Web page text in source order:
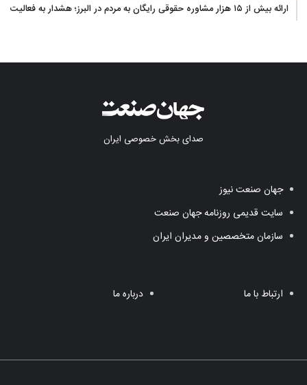
ارائه بیش از ۱۵ هزار مشاوره حقوقی رایگان به مردم در البرز؛ هشدار به فعالیت
صدای بخش خصوصی ایران
جهان صنعت نیوز
سایت قدیمی روزنامه جهان صنعت
سازمان متخصصین و مدیران ایران
ارتباط با ما درباره ما